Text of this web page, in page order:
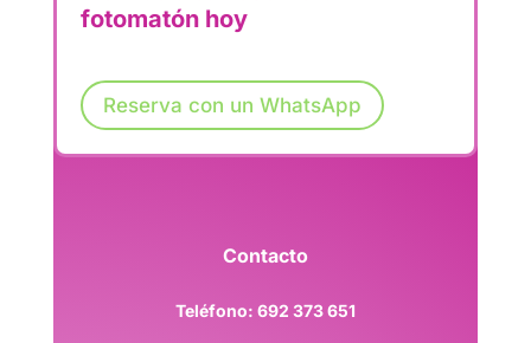
fotomatón hoy
Reserva con un WhatsApp
Contacto
Teléfono: 692 373 651